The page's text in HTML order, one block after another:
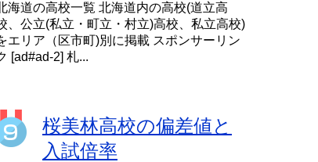
海道の高校一覧 北海道内の高校(道立高
、公立(私立・町立・村立)高校、私立高校)
エリア（区市町)別に掲載 スポンサーリン
[ad#ad-2] 札...
桜美林高校の偏差値と
入試倍率